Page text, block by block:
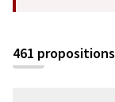
461 propositions